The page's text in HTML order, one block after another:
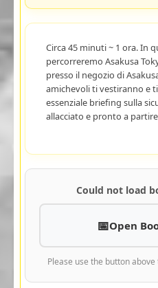
Circa 45 minuti ~ 1 ora. In
percorreremo Asakusa
presso il negozio di
amichevoli ti vestiranno e
essenziale briefing sulla
allacciato e pronto a
Could not load
Open
Please use the button